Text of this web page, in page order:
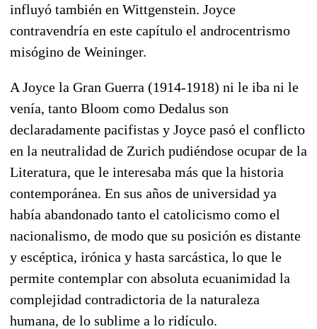
influyó también en Wittgenstein. Joyce
contravendría en este capítulo el androcentrismo
misógino de Weininger.
A Joyce la Gran Guerra (1914-1918) ni le iba ni le
venía, tanto Bloom como Dedalus son
declaradamente pacifistas y Joyce pasó el conflicto
en la neutralidad de Zurich pudiéndose ocupar de la
Literatura, que le interesaba más que la historia
contemporánea. En sus años de universidad ya
había abandonado tanto el catolicismo como el
nacionalismo, de modo que su posición es distante
y escéptica, irónica y hasta sarcástica, lo que le
permite contemplar con absoluta ecuanimidad la
complejidad contradictoria de la naturaleza
humana, de lo sublime a lo ridículo.